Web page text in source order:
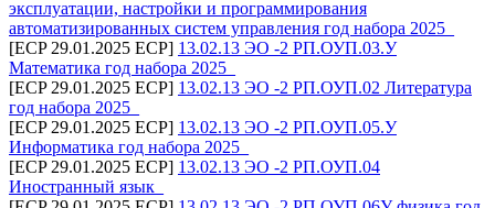
эксплуатации, настройки и программирования
автоматизированных систем управления год набора 2025_
[ECP 29.01.2025 ECP] 13.02.13 ЭО -2 РП.ОУП.03.У
Математика год набора 2025_
[ECP 29.01.2025 ECP] 13.02.13 ЭО -2 РП.ОУП.02 Литература
год набора 2025_
[ECP 29.01.2025 ECP] 13.02.13 ЭО -2 РП.ОУП.05.У
Информатика год набора 2025_
[ECP 29.01.2025 ECP] 13.02.13 ЭО -2 РП.ОУП.04
Иностранный язык_